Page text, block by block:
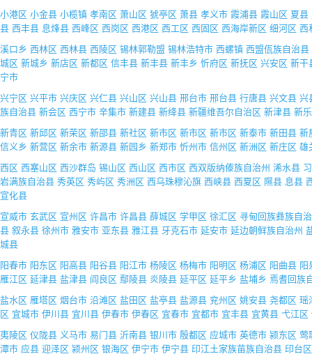
小港区 小金县 小榄镇 孝南区 萧山区 猇亭区 萧县 孝义市 霞浦县 霞山区 夏县
县 西丰县 息烽县 西峰区 西岗区 西港区 西工区 西固区 西海岸新区 细河区 西
溪口乡 西林区 西林县 西陵区 锡林郭勒盟 锡林浩特市 西螺镇 西盟佤族自治县
城区 新城乡 新店区 新都区 信丰县 新丰县 新丰乡 忻府区 新抚区 兴安区 新干
宁市
兴宁区 兴平市 兴庆区 兴仁县 兴山区 兴山县 邢台市 邢台县 行唐县 兴文县 兴
族自治县 新会区 西宁市 辛集市 新建县 新绛县 新疆维吾尔自治区 新津县 新
新青区 新邱区 新荣区 新邵县 新社区 新市区 新市区 新市区 新泰市 新田县 新
信义乡 新营区 新余市 新源县 新园乡 新郑市 忻州市 信州区 新洲区 新庄区 雄
西区 西塞山区 西沙群岛 锡山区 西山区 西市区 西双版纳傣族自治州 浠水县
岩满族自治县 秀英区 秀屿区 秀洲区 西乌珠穆沁旗 西峡县 西夏区 隰县 息县
宣化县
宣威市 玄武区 宣州区 许昌市 许昌县 薛城区 学甲区 徐汇区 寻甸回族彝族自
县 叙永县 徐州市 雅安市 亚东县 雅江县 牙克石市 延安市 延边朝鲜族自治州
城县
阳春市 阳东区 阳高县 阳谷县 阳江市 杨陵区 杨梅市 阳明区 杨浦区 阳曲县 阳
雁江区 延津县 盐津县 阎良区 鄢陵县 炎陵县 延平区 延平乡 盐埔乡 焉耆回族
盐水区 雁塔区 烟台市 沿滩区 盐田区 盐亭县 盐源县 兖州区 姚安县 尧都区 瑶
区 宜城市 伊川县 宜川县 伊春市 伊春区 宜春市 宜都市 宜丰县 宜黄县 弋江区
夷陵区 仪陇县 义马市 易门县 沂南县 银川市 殷都区 应城市 英德市 颍东区 莺
潭市 应县 迎泽区 颍州区 银海区 伊宁市 伊宁县 印江土家族苗族自治县 印台区